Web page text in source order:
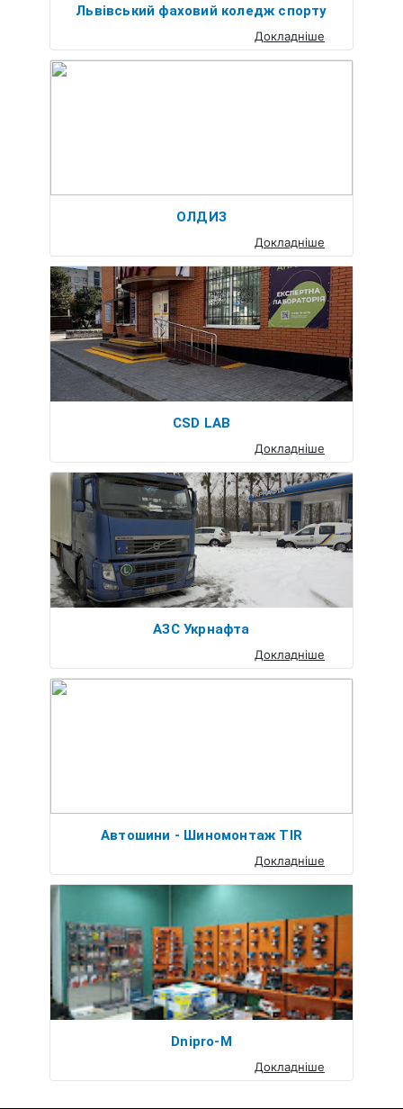
Львівський фаховий коледж спорту
Докладніше
ОЛДИЗ
Докладніше
CSD LAB
Докладніше
АЗС Укрнафта
Докладніше
Автошини - Шиномонтаж TIR
Докладніше
Dnipro-M
Докладніше